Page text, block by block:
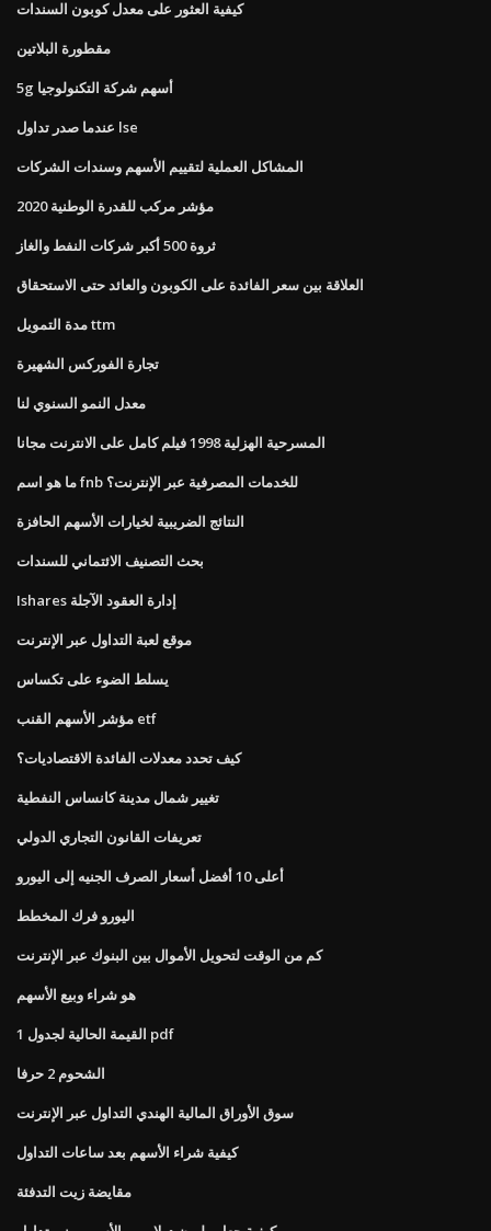
كيفية العثور على معدل كوبون السندات
مقطورة البلاتين
5g أسهم شركة التكنولوجيا
عندما صدر تداول lse
المشاكل العملية لتقييم الأسهم وسندات الشركات
مؤشر مركب للقدرة الوطنية 2020
ثروة 500 أكبر شركات النفط والغاز
العلاقة بين سعر الفائدة على الكوبون والعائد حتى الاستحقاق
مدة التمويل ttm
تجارة الفوركس الشهيرة
معدل النمو السنوي لنا
المسرحية الهزلية 1998 فيلم كامل على الانترنت مجانا
ما هو اسم fnb للخدمات المصرفية عبر الإنترنت؟
النتائج الضريبية لخيارات الأسهم الحافزة
بحث التصنيف الائتماني للسندات
Ishares إدارة العقود الآجلة
موقع لعبة التداول عبر الإنترنت
يسلط الضوء على تكساس
مؤشر الأسهم القنب etf
كيف تحدد معدلات الفائدة الاقتصاديات؟
تغيير شمال مدينة كانساس النفطية
تعريفات القانون التجاري الدولي
أعلى 10 أفضل أسعار الصرف الجنيه إلى اليورو
اليورو فرك المخطط
كم من الوقت لتحويل الأموال بين البنوك عبر الإنترنت
هو شراء وبيع الأسهم
القيمة الحالية لجدول 1 pdf
الشحوم 2 حرفا
سوق الأوراق المالية الهندي التداول عبر الإنترنت
كيفية شراء الأسهم بعد ساعات التداول
مقايضة زيت التدفئة